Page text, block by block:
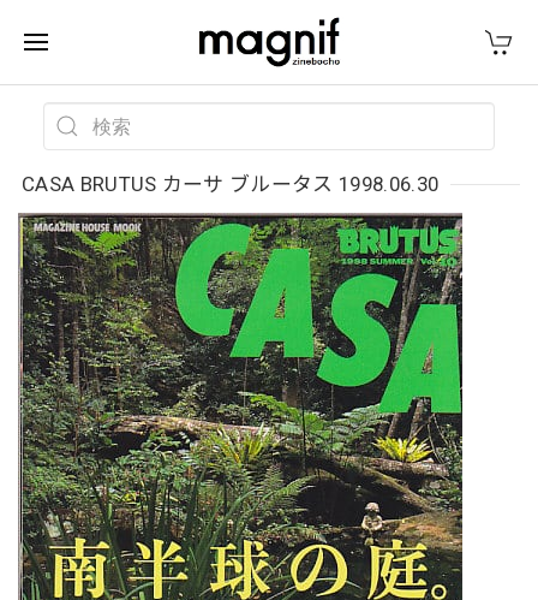
CASA BRUTUS カーサ ブルータス 1998.06.30